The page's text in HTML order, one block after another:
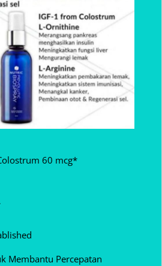
60 mcg*
Membantu Percepatan